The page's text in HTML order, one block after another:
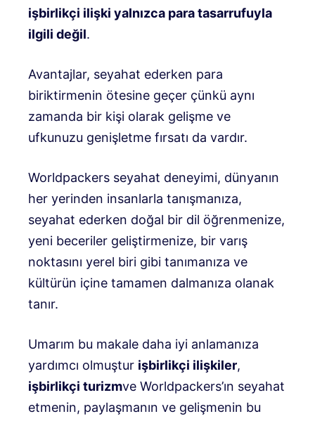
işbirlikçi ilişki yalnızca para tasarrufuyla
ilgili değil.
Avantajlar, seyahat ederken para
biriktirmenin ötesine geçer çünkü aynı
zamanda bir kişi olarak gelişme ve
ufkunuzu genişletme fırsatı da vardır.
Worldpackers seyahat deneyimi, dünyanın
her yerinden insanlarla tanışmanıza,
seyahat ederken doğal bir dil öğrenmenize,
yeni beceriler geliştirmenize, bir varış
noktasını yerel biri gibi tanımanıza ve
kültürün içine tamamen dalmanıza olanak
tanır.
Umarım bu makale daha iyi anlamanıza
yardımcı olmuştur işbirlikçi ilişkiler,
işbirlikçi turizmve Worldpackers’ın seyahat
etmenin, paylaşmanın ve gelişmenin bu